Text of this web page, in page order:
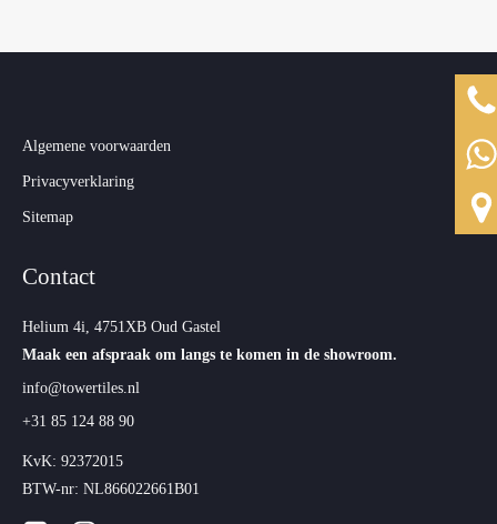
Algemene voorwaarden
Privacyverklaring
Sitemap
Contact
Helium 4i, 4751XB Oud Gastel
Maak een afspraak om langs te komen in de showroom.
info@towertiles.nl
+31 85 124 88 90
KvK: 92372015
BTW-nr: NL866022661B01